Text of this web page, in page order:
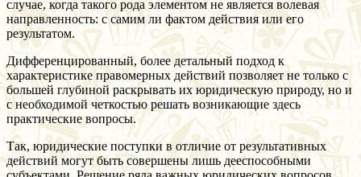
случае, когда такого рода элементом не является волевая
направленность: с самим ли фактом действия или его
результатом.
Дифференцированный, более детальный подход к
характеристике правомерных действий позволяет не только с
большей глубиной раскрывать их юридическую природу, но и
с необходимой четкостью решать возникающие здесь
практические вопросы.
Так, юридические поступки в отличие от результативных
действий могут быть совершены лишь дееспособными